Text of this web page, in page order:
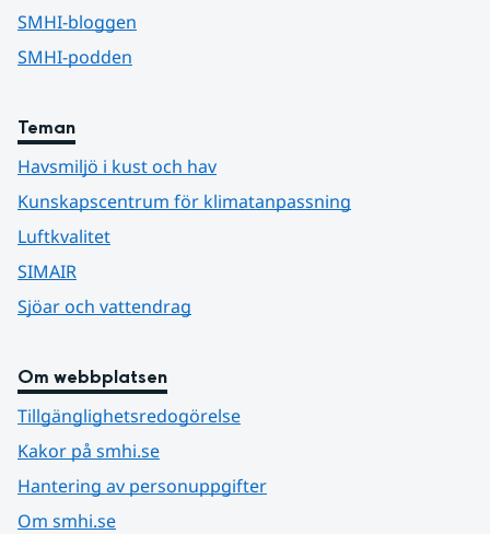
SMHI-bloggen
SMHI-podden
Teman
Havsmiljö i kust och hav
Kunskapscentrum för klimatanpassning
Luftkvalitet
SIMAIR
Sjöar och vattendrag
Om webbplatsen
Tillgänglighetsredogörelse
Kakor på smhi.se
Hantering av personuppgifter
Om smhi.se